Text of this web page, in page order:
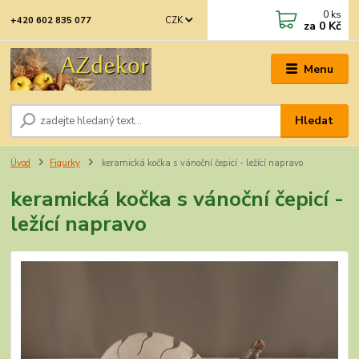
Menu
CZK
Hledat
+420 602 835 077 0 ks
za 0 Kč
Úvod Figurky keramická kočka s vánoční čepicí - ležící napravo
keramická kočka s vánoční čepicí -
ležící napravo